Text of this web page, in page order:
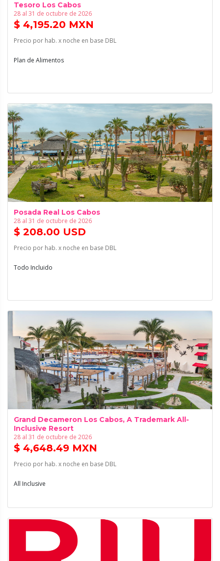
Tesoro Los Cabos
28 al 31 de octubre de 2026
$ 4,195.20 MXN
Precio por hab. x noche en base DBL
Plan de Alimentos
Posada Real Los Cabos
28 al 31 de octubre de 2026
$ 208.00 USD
Precio por hab. x noche en base DBL
Todo Incluido
Grand Decameron Los Cabos, A Trademark All-
Inclusive Resort
28 al 31 de octubre de 2026
$ 4,648.49 MXN
Precio por hab. x noche en base DBL
All Inclusive